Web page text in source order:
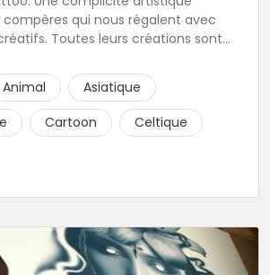
qui nous régalent avec
Toutes leurs créations sont
strictes. Du new-school, du old
encore réaliste, Niko, Anthony,
Guest seront adapter vos
uniques et créatifs.
Animal
Asiatique
Cartoon
Celtique